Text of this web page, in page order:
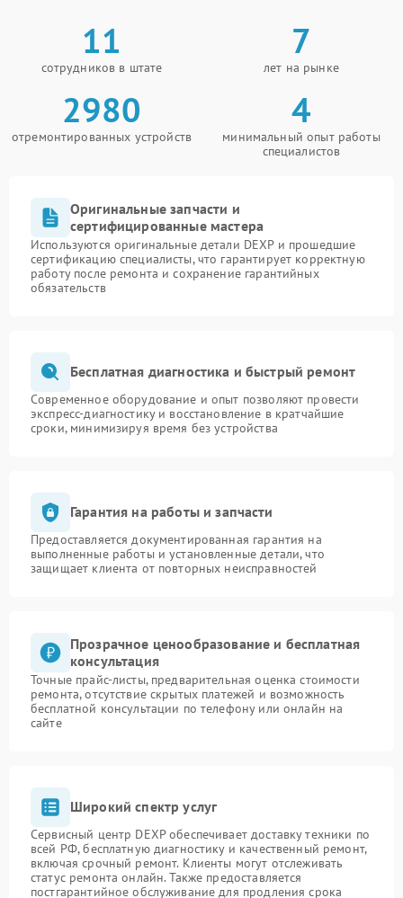
11
сотрудников в штате
7
лет на рынке
2980
отремонтированных устройств
4
минимальный опыт работы
специалистов
Оригинальные запчасти и
сертифицированные мастера
Используются оригинальные детали DEXP и прошедшие
сертификацию специалисты, что гарантирует корректную
работу после ремонта и сохранение гарантийных
обязательств
Бесплатная диагностика и быстрый ремонт
Современное оборудование и опыт позволяют провести
экспресс-диагностику и восстановление в кратчайшие
сроки, минимизируя время без устройства
Гарантия на работы и запчасти
Предоставляется документированная гарантия на
выполненные работы и установленные детали, что
защищает клиента от повторных неисправностей
Прозрачное ценообразование и бесплатная
консультация
Точные прайс-листы, предварительная оценка стоимости
ремонта, отсутствие скрытых платежей и возможность
бесплатной консультации по телефону или онлайн на
сайте
Широкий спектр услуг
Сервисный центр DEXP обеспечивает доставку техники по
всей РФ, бесплатную диагностику и качественный ремонт,
включая срочный ремонт. Клиенты могут отслеживать
статус ремонта онлайн. Также предоставляется
постгарантийное обслуживание для продления срока